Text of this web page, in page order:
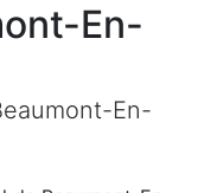
En-
En-